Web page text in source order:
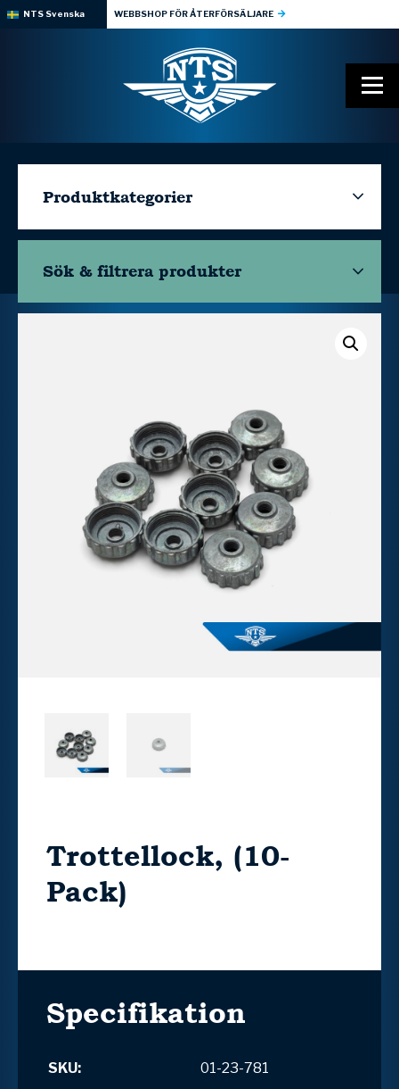
NTS Svenska WEBBSHOP FÖR ÅTERFÖRSÄLJARE
Produktkategorier
Sök & filtrera produkter
Trottellock, (10-
Pack)
Specifikation
SKU:
01-23-781